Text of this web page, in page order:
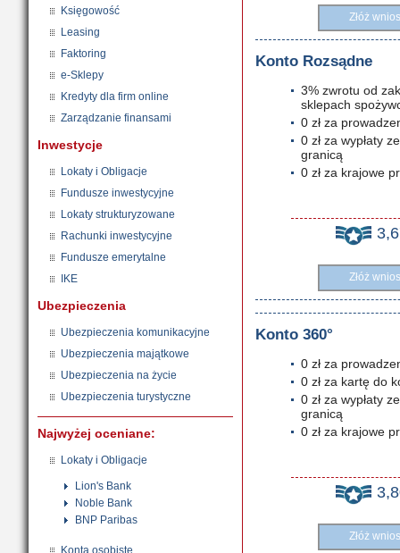
Księgowość
Leasing
Faktoring
e-Sklepy
Kredyty dla firm online
Zarządzanie finansami
Inwestycje
Lokaty i Obligacje
Fundusze inwestycyjne
Lokaty strukturyzowane
Rachunki inwestycyjne
Fundusze emerytalne
IKE
Ubezpieczenia
Ubezpieczenia komunikacyjne
Ubezpieczenia majątkowe
Ubezpieczenia na życie
Ubezpieczenia turystyczne
Najwyżej oceniane:
Lokaty i Obligacje
Lion's Bank
Noble Bank
BNP Paribas
Konta osobiste
Złóż
Konto Rozsądne
3% zwrotu od
sklepach
0 zł za
0 zł za wypłaty
granicą
0 zł za krajowe
Złóż
Konto 360°
0 zł za
0 zł za kartę do
0 zł za wypłaty
granicą
0 zł za krajowe
Złóż